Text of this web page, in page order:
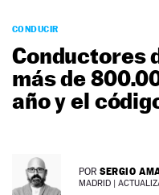
PODCAST
MOTOS
TECNOLOGÍA
SUPERCOCHES
SERVICIOS
NEWSLETTER
CONDUCIR
Conductores
más de
año y el
POR SERGIO
MADRID |